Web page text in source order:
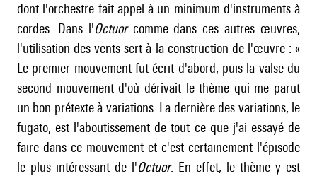
dont l'orchestre fait appel à un minimum d'instruments à
cordes. Dans l'Octuorcomme dans ces autres œuvres,
l'utilisation des vents sert à la construction de l'œuvre : «
Le premier mouvement fut écrit d'abord, puis la valse du
second mouvement d'où dérivait le thème qui me parut
un bon prétexte à variations. La dernière des variations, le
fugato, est l'aboutissement de tout ce que j'ai essayé de
faire dans ce mouvement et c'est certainement l'épisode
le plus intéressant de l'Octuor. En effet, le thème y est